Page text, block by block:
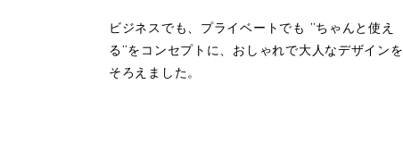
ビジネスでも、プライベートでも ”ちゃんと使え
る”をコンセプトに、おしゃれで大人なデザインを
そろえました。